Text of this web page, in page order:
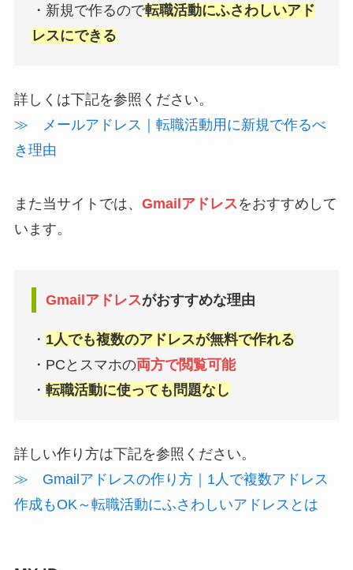
・新規で作るので転職活動にふさわしいアド
レスにできる
詳しくは下記を参照ください。
≫ メールアドレス｜転職活動用に新規で作るべ
き理由
また当サイトでは、 Gmailアドレス をおすすめして
います。
Gmailアドレスがおすすめな理由
・ 1人でも複数のアドレスが無料で作れる
・PCとスマホの両方で閲覧可能
・転職活動に使っても問題なし
詳しい作り方は下記を参照ください。
≫ Gmailアドレスの作り方｜1人で複数アドレス
作成もOK～転職活動にふさわしいアドレスとは